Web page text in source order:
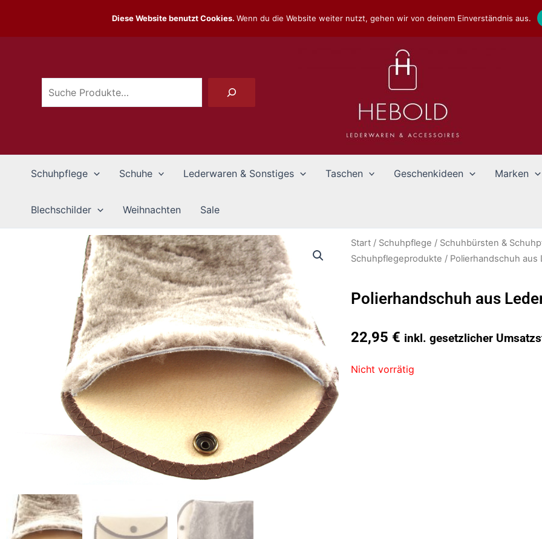
springen Suchen
Schuhpflege Schuhe Lederwaren & Sonstiges Taschen Geschenkideen Marken
Blechschilder Weihnachten Sale
Start / Schuhpflege / Schuhbürsten &
Schuhpflegeprodukte / Polierhandschuh aus
Polierhandschuh aus
22,95 € inkl. gesetzlicher
Nicht vorrätig
Diese Website benutzt Cookies. Wenn du die Website weiter nutzt, gehen wir von deinem Einverständnis aus.